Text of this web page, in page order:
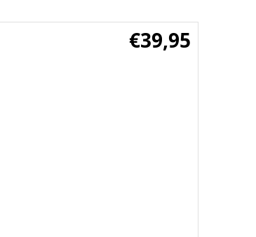
€39,95